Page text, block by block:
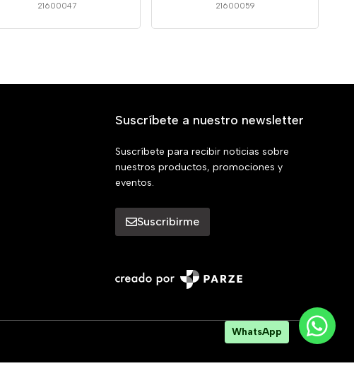
21600047 21600059
Suscríbete a nuestro newsletter
Suscríbete para recibir noticias sobre
nuestros productos, promociones y
eventos.
Suscribirme
WhatsApp